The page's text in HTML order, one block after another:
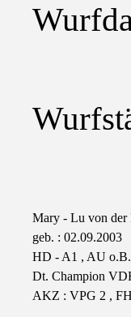
Mary - Lu von der
geb. : 02.09.2003
HD - A1 , AU
Dt. Champion
AKZ : VPG 2 ,